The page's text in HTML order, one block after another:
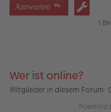
Antworten
1
Wer ist online?
Mitglieder in diesem Forum:
Powered